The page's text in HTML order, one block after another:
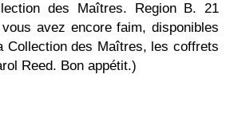
des Maîtres. Region B. 21
avez encore faim, disponibles
Collection des Maîtres, les coffrets
Reed. Bon appétit.)